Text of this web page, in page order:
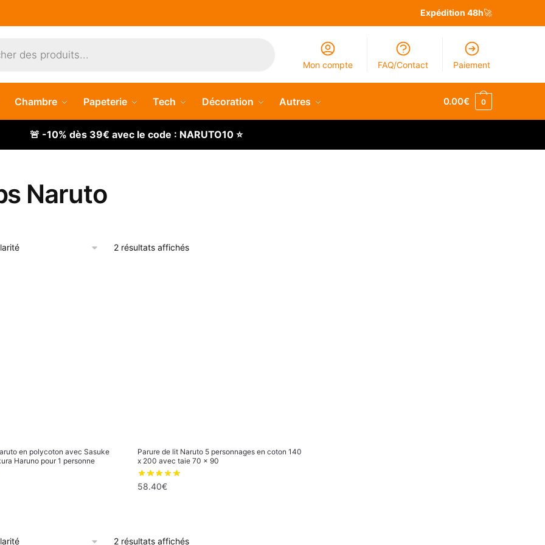
Expédition 48h🚀
Mon compte FAQ/Contact Paiement
Chambre Papeterie Tech Décoration Autres 0.00€ 0
🚨 -10% dès 39€ avec le code : NARUTO10 ⭐
Naruto
2 résultats affichésTrié
en polycoton avec Sasuke
Haruno pour 1 personne
Parure de lit Naruto 5 personnages en coton 140
x 200 avec taie 70 x 90
58.40€
2 résultats affichésTrié